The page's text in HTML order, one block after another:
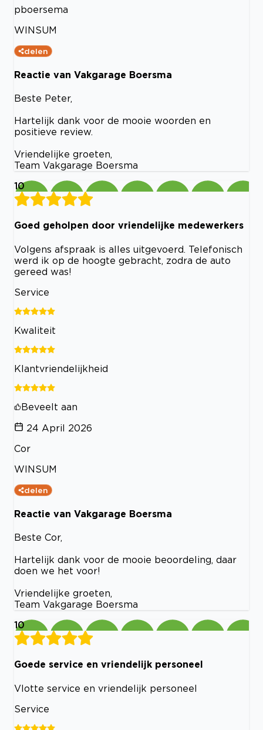
pboersema
WINSUM
delen
Reactie van Vakgarage Boersma
Beste Peter,
Hartelijk dank voor de mooie woorden en
positieve review.
Vriendelijke groeten,
Team Vakgarage Boersma
10
Goed geholpen door vriendelijke medewerkers
Volgens afspraak is alles uitgevoerd. Telefonisch
werd ik op de hoogte gebracht, zodra de auto
gereed was!
Service
Kwaliteit
Klantvriendelijkheid
Beveelt aan
24 April 2026
Cor
WINSUM
delen
Reactie van Vakgarage Boersma
Beste Cor,
Hartelijk dank voor de mooie beoordeling, daar
doen we het voor!
Vriendelijke groeten,
Team Vakgarage Boersma
10
Goede service en vriendelijk personeel
Vlotte service en vriendelijk personeel
Service